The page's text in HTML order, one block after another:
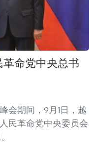
命党中央总书
会期间，9月1日，越
民革命党中央委员会